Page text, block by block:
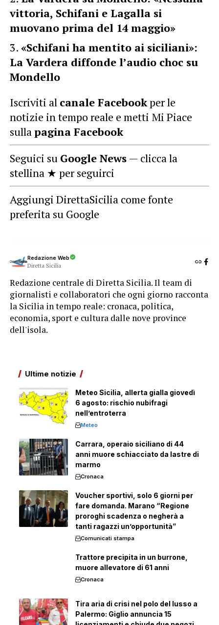
vittoria, Schifani e Lagalla si
muovano prima del 14 maggio»
«Schifani ha mentito ai siciliani»:
La Vardera diffonde l’audio choc su
Mondello
Iscriviti al canale Facebookper le
notizie in tempo reale e metti Mi Piace
sullapagina Facebook
Seguici su Google News — clicca la
stellina ★ per seguirci
Aggiungi DirettaSicilia come fonte
preferita su Google
Redazione Web
Diretta Sicilia
Redazione centrale di Diretta Sicilia. Il team di
giornalisti e collaboratori che ogni giorno racconta
la Sicilia in tempo reale: cronaca, politica,
economia, sport e cultura dalle nove province
dell'isola.
Ultime notizie
Meteo Sicilia, allerta gialla giovedì
6 agosto: rischio nubifragi
nell’entroterra
Meteo
Carrara, operaio siciliano di 44
anni muore schiacciato da lastre di
marmo
Cronaca
Voucher sportivi, solo 6 giorni per
fare domanda. Marano “Regione
proroghi scadenza o negherà a
tanti ragazzi un’opportunità”
Comunicati stampa
Trattore precipita in un burrone,
muore allevatore di 61 anni
Cronaca
Tira aria di crisi nel polo del lusso a
Palermo: Giglio annuncia 15